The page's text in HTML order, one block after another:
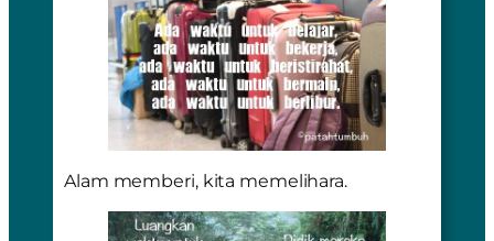
Alam memberi, kita memelihara.